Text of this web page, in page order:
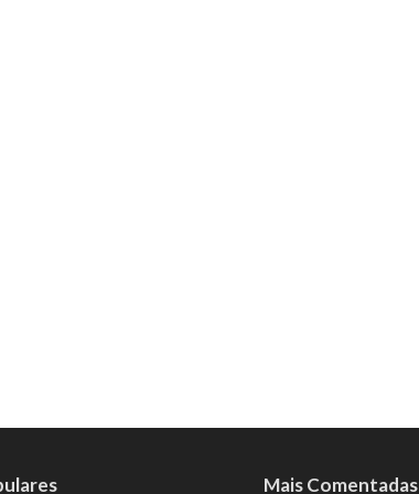
Mais Comentadas